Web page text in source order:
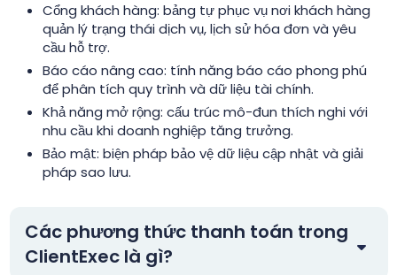
Cổng khách hàng: bảng tự phục vụ nơi khách hàng
quản lý trạng thái dịch vụ, lịch sử hóa đơn và yêu
cầu hỗ trợ.
Báo cáo nâng cao: tính năng báo cáo phong phú
để phân tích quy trình và dữ liệu tài chính.
Khả năng mở rộng: cấu trúc mô-đun thích nghi với
nhu cầu khi doanh nghiệp tăng trưởng.
Bảo mật: biện pháp bảo vệ dữ liệu cập nhật và giải
pháp sao lưu.
Các phương thức thanh toán trong
ClientExec là gì?